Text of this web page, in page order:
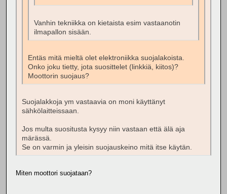
Vanhin tekniikka on kietaista esim vastaanotin
ilmapallon sisään.
Entäs mitä mieltä olet elektroniikka suojalakoista.
Onko joku tietty, jota suosittelet (linkkiä, kiitos)?
Moottorin suojaus?
Suojalakkoja ym vastaavia on moni käyttänyt
sähkölaitteissaan.
Jos multa suositusta kysyy niin vastaan että älä aja
märässä.
Se on varmin ja yleisin suojauskeino mitä itse käytän.
Miten moottori suojataan?